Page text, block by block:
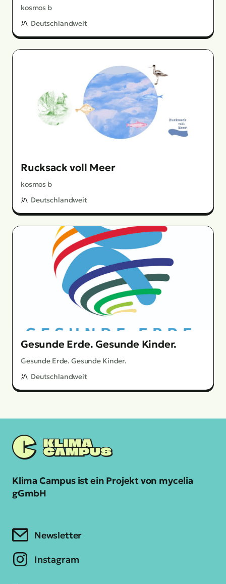
kosmos b
Deutschlandweit
Rucksack voll Meer
kosmos b
Deutschlandweit
Gesunde Erde. Gesunde Kinder.
Gesunde Erde. Gesunde Kinder.
Deutschlandweit
Klima Campus ist ein Projekt von mycelia
gGmbH
Newsletter
Instagram